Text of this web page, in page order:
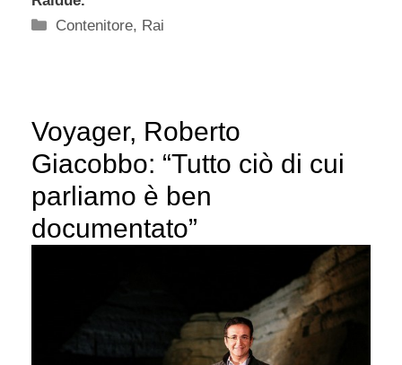
Categorie
Contenitore, Rai
Voyager, Roberto
Giacobbo: “Tutto ciò di cui
parliamo è ben
documentato”